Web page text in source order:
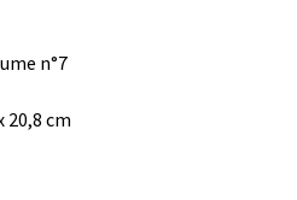
n°7
20,8 cm